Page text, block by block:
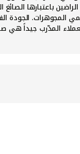
باعتبارها
المجوهرات. الجودة
المدّرب جيداً هي